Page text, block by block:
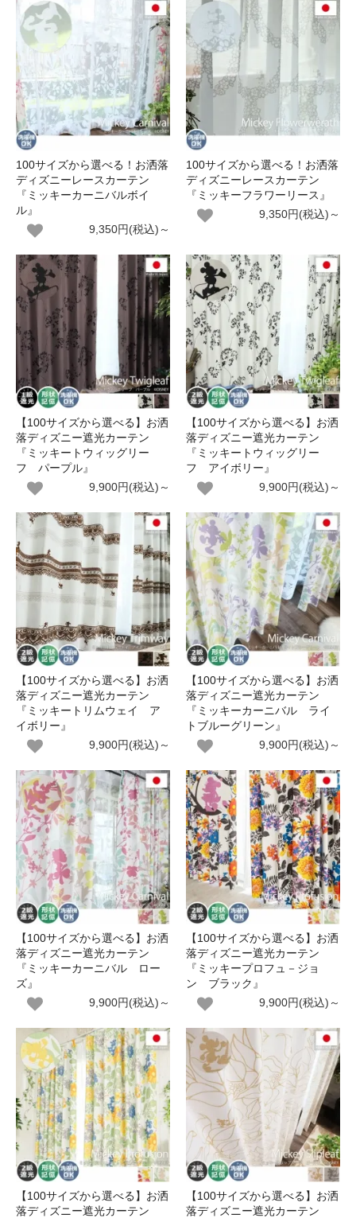
100サイズから選べる！お洒落
ディズニーレースカーテン
『ミッキーカーニバルボイ
ル』
9,350円(税込)～
100サイズから選べる！お洒落
ディズニーレースカーテン
『ミッキーフラワーリース』
9,350円(税込)～
【100サイズから選べる】お洒
落ディズニー遮光カーテン
『ミッキートウィッグリー
フ パープル』
9,900円(税込)～
【100サイズから選べる】お洒
落ディズニー遮光カーテン
『ミッキートウィッグリー
フ アイボリー』
9,900円(税込)～
【100サイズから選べる】お洒
落ディズニー遮光カーテン
『ミッキートリムウェイ ア
イボリー』
9,900円(税込)～
【100サイズから選べる】お洒
落ディズニー遮光カーテン
『ミッキーカーニバル ライ
トブルーグリーン』
9,900円(税込)～
【100サイズから選べる】お洒
落ディズニー遮光カーテン
『ミッキーカーニバル ロー
ズ』
9,900円(税込)～
【100サイズから選べる】お洒
落ディズニー遮光カーテン
『ミッキープロフュ－ジョ
ン ブラック』
9,900円(税込)～
【100サイズから選べる】お洒
落ディズニー遮光カーテン
【100サイズから選べる】お洒
落ディズニー遮光カーテン